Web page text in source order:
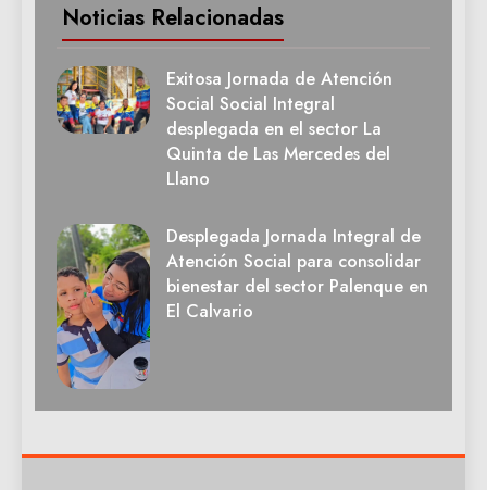
Noticias Relacionadas
Exitosa Jornada de Atención
Social Social Integral
desplegada en el sector La
Quinta de Las Mercedes del
Llano
Desplegada Jornada Integral de
Atención Social para consolidar
bienestar del sector Palenque en
El Calvario